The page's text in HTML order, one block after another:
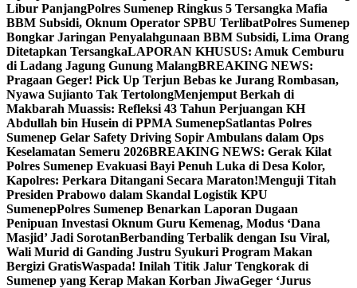
Libur PanjangPolres Sumenep Ringkus 5 Tersangka Mafia
BBM Subsidi, Oknum Operator SPBU TerlibatPolres Sumenep
Bongkar Jaringan Penyalahgunaan BBM Subsidi, Lima Orang
Ditetapkan TersangkaLAPORAN KHUSUS: Amuk Cemburu
di Ladang Jagung Gunung MalangBREAKING NEWS:
Pragaan Geger! Pick Up Terjun Bebas ke Jurang Rombasan,
Nyawa Sujianto Tak TertolongMenjemput Berkah di
Makbarah Muassis: Refleksi 43 Tahun Perjuangan KH
Abdullah bin Husein di PPMA SumenepSatlantas Polres
Sumenep Gelar Safety Driving Sopir Ambulans dalam Ops
Keselamatan Semeru 2026BREAKING NEWS: Gerak Kilat
Polres Sumenep Evakuasi Bayi Penuh Luka di Desa Kolor,
Kapolres: Perkara Ditangani Secara Maraton!Menguji Titah
Presiden Prabowo dalam Skandal Logistik KPU
SumenepPolres Sumenep Benarkan Laporan Dugaan
Penipuan Investasi Oknum Guru Kemenag, Modus ‘Dana
Masjid’ Jadi SorotanBerbanding Terbalik dengan Isu Viral,
Wali Murid di Ganding Justru Syukuri Program Makan
Bergizi GratisWaspada! Inilah Titik Jalur Tengkorak di
Sumenep yang Kerap Makan Korban JiwaGeger ‘Jurus